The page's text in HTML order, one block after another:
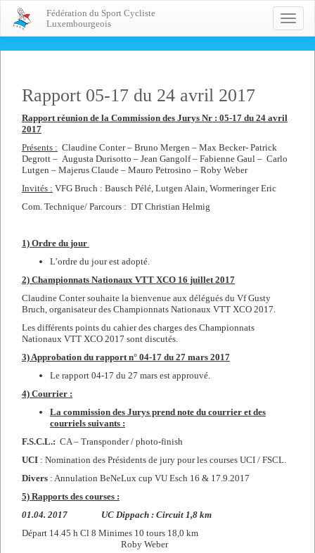
Toggle
Fédération du Sport Cycliste
Luxembourgeois
Rapport 05-17 du 24 avril 2017
Rapport réunion de la Commission des Jurys Nr : 05-17 du 24 avril
2017
Présents : Claudine Conter – Bruno Mergen – Max Becker- Patrick
Degrott – Augusta Durisotto – Jean Gangolf – Fabienne Gaul – Carlo
Lutgen – Majerus Claude – Mauro Petrosino – Roby Weber
Invités : VFG Bruch : Bausch Pélé, Lutgen Alain, Wormeringer Eric
Com. Technique/ Parcours : DT Christian Helmig
1) Ordre du jour
L’ordre du jour est adopté.
2) Championnats Nationaux VTT XCO 16 juillet 2017
Claudine Conter souhaite la bienvenue aux délégués du Vf Gusty
Bruch, organisateur des Championnats Nationaux VTT XCO 2017.
Les différents points du cahier des charges des Championnats
Nationaux VTT XCO 2017 sont discutés.
3) Approbation du rapport n° 04-17 du 27 mars 2017
Le rapport 04-17 du 27 mars est approuvé.
4) Courrier :
La commission des Jurys prend note du courrier et des
courriels suivants :
F.S.C.L.: CA – Transponder / photo-finish
UCI : Nomination des Présidents de jury pour les courses UCI / FSCL.
Divers : Annulation BeNeLux cup VU Esch 16 & 17.9.2017
5) Rapports des courses :
01.04. 2017 UC Dippach : Circuit 1,8 km
Départ 14.45 h Cl 8 Minimes 10 tours 18,0 km
Roby Weber